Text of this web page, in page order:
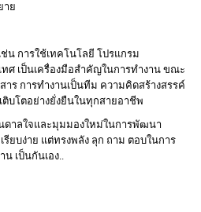
าย
ช่น การใช้เทคโนโลยี โปรแกรม
ศ เป็นเครื่องมือสำคัญในการทำงาน ขณะ
าร การทำงานเป็นทีม ความคิดสร้างสรรค์
ติบโตอย่างยั่งยืนในทุกสายอาชีพ
ดาลใจและมุมมองใหม่ในการพัฒนา
รียบง่าย แต่ทรงพลัง ลุก ถาม ตอบในการ
เป็นกันเอง..